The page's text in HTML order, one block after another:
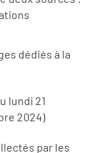
dédiés à la
lundi 21
2024)
par les